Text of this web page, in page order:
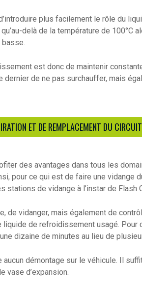
plus facilement le rôle du
delà de la température de 100°C
est donc de maintenir
de ne pas surchauffer, mais
ET DE REMPLACEMENT DU
des avantages dans tous les
pour ce qui est de faire une vidange
stations de vidange à l’instar de Flash
de vidanger, mais également de
de refroidissement usagé. Pour
dizaine de minutes au lieu de
démontage sur le véhicule. Il
vase d’expansion.